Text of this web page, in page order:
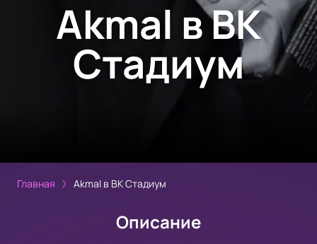
Akmal в ВК
Стадиум
Главная Akmal в ВК Стадиум
Описание